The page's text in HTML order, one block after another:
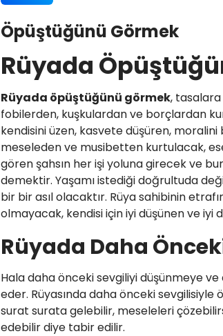
Öpüştüğünü Görmek
Rüyada
Rüyada öpüştüğünü görmek,
fobilerden, kuşkulardan ve borçlardan
kendisini üzen, kasvete düşüren,
meseleden ve musibetten kurtulacak,
gören şahsın her işi yoluna girecek ve
demektir. Yaşamı istediği doğrultuda
bir bir asıl olacaktır. Rüya sahibinin
olmayacak, kendisi için iyi düşünen ve
Rüyada Daha
Hala daha önceki sevgiliyi düşünmeye
eder. Rüyasında daha önceki sevgilisiyle
surat surata gelebilir, meseleleri
edebilir diye tabir edilir.